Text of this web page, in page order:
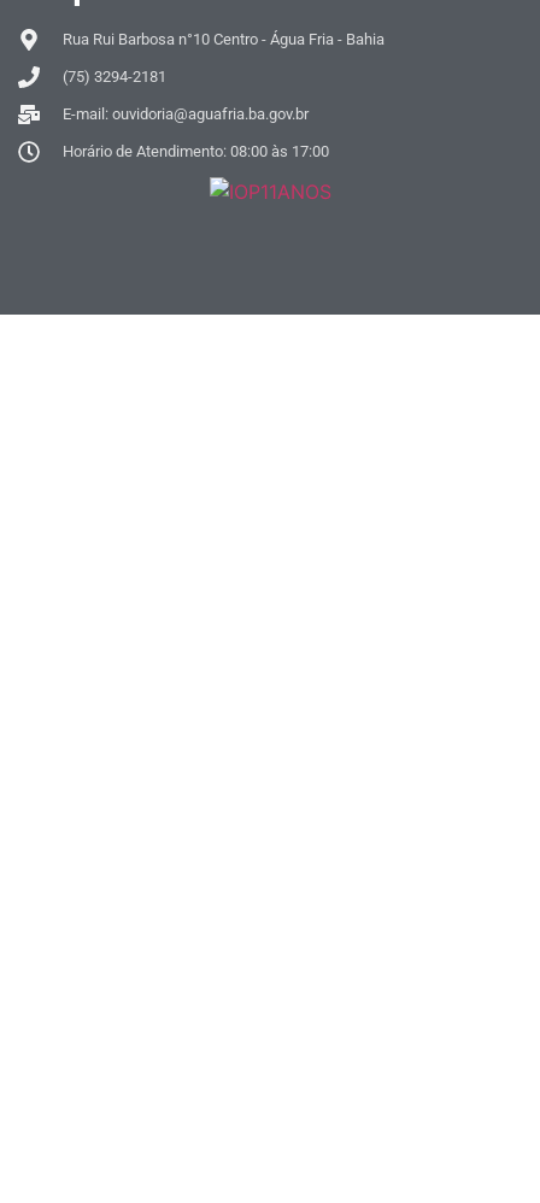
Rua Rui Barbosa n°10 Centro - Água Fria - Bahia
(75) 3294-2181
E-mail: ouvidoria@aguafria.ba.gov.br
Horário de Atendimento: 08:00 às 17:00